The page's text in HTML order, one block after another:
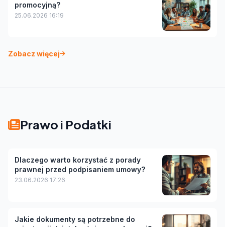
promocyjną?
25.06.2026 16:19
Zobacz więcej
Prawo i Podatki
Dlaczego warto korzystać z porady
prawnej przed podpisaniem umowy?
23.06.2026 17:26
Jakie dokumenty są potrzebne do